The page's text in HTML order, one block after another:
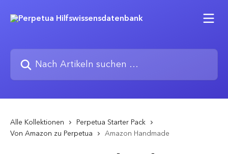
Nach Artikeln suchen …
Alle Kollektionen
Perpetua Starter Pack
Von Amazon zu Perpetua
Amazon Handmade